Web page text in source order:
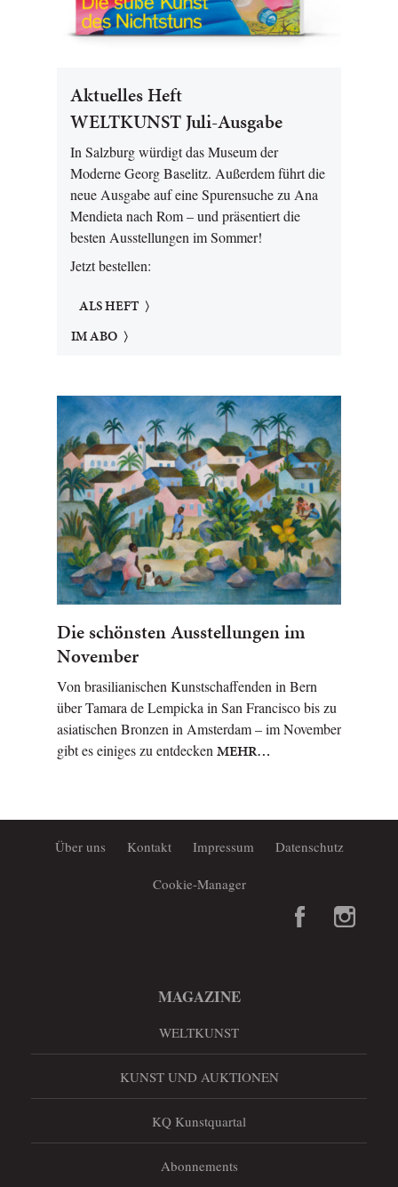
Aktuelles Heft
WELTKUNST Juli-Ausgabe
In Salzburg würdigt das Museum der
Moderne Georg Baselitz. Außerdem führt die
neue Ausgabe auf eine Spurensuche zu Ana
Mendieta nach Rom – und präsentiert die
besten Ausstellungen im Sommer!
Jetzt bestellen:
ALS HEFT
IM ABO
Die schönsten Ausstellungen im
November
Von brasilianischen Kunstschaffenden in Bern
über Tamara de Lempicka in San Francisco bis zu
asiatischen Bronzen in Amsterdam – im November
gibt es einiges zu entdecken MEHR…
Über uns Kontakt Impressum Datenschutz
Cookie-Manager
MAGAZINE
WELTKUNST
KUNST UND AUKTIONEN
KQ Kunstquartal
Abonnements